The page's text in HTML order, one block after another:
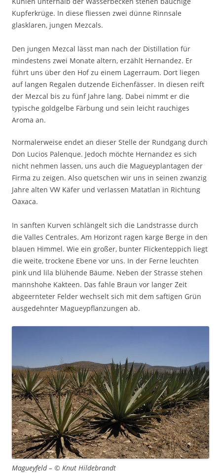
Kupferkrüge. In diese fliessen zwei dünne Rinnsale
glasklaren, jungen Mezcals.
Den jungen Mezcal lässt man nach der Distillation für
mindestens zwei Monate altern, erzählt Hernandez. Er
führt uns über den Hof zu einem Lagerraum. Dort liegen
auf langen Regalen dutzende Eichenfässer. In diesen reift
der Mezcal bis zu fünf Jahre lang. Dabei nimmt er die
typische goldgelbe Färbung und sein leicht rauchiges
Aroma an.
Normalerweise endet an dieser Stelle der Rundgang durch
Don Lucios Palenque. Jedoch möchte Hernandez es sich
nicht nehmen lassen, uns auch die Magueyplantagen der
Firma zu zeigen. Also quetschen wir uns in seinen zwanzig
Jahre alten VW Käfer und verlassen Matatlan in Richtung
Oaxaca.
In sanften Kurven schlängelt sich die Landstrasse durch
die Valles Centrales. Am Horizont ragen karge Berge in den
blauen Himmel. Wie ein großer, bunter Flickenteppich liegt
die weite, trockene Ebene vor uns. In der Ferne leuchten
pink und lila blühende Bäume. Neben der Strasse stehen
mannshohe Kakteen. Das fahle Braun vor langer Zeit
abgeernteter Felder wechselt sich mit dem saftigen Grün
ausgedehnter Magueypflanzungen ab.
Magueyfeld – © Knut Hildebrandt